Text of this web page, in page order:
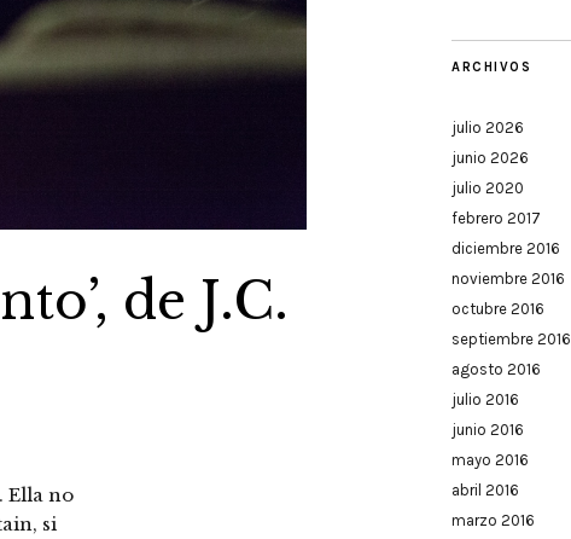
de J.C.
Ella no
si
ARCHIVOS
julio 2026
junio 2026
julio 2020
febrero 2017
diciembre 2016
noviembre 2016
octubre 2016
septiembre 2016
agosto 2016
julio 2016
junio 2016
mayo 2016
abril 2016
marzo 2016